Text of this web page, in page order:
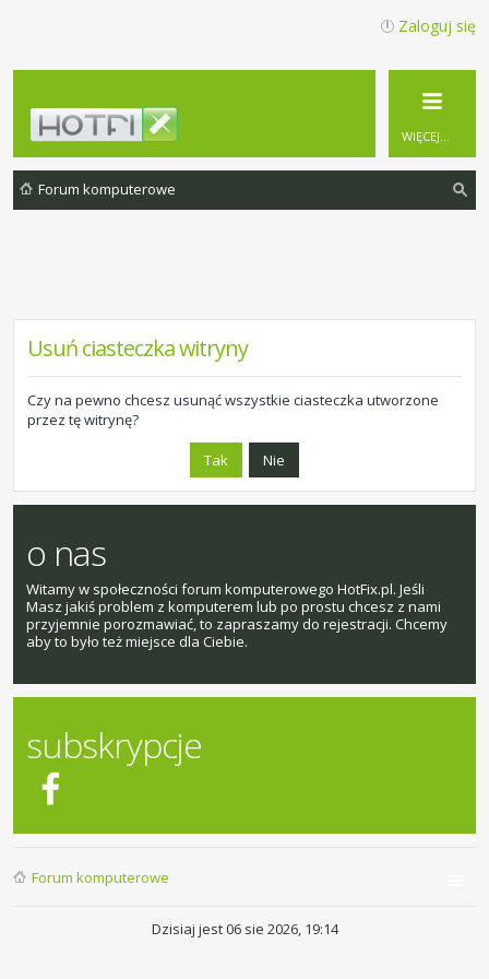
Zaloguj się
WIĘCEJ…
Forum komputerowe
Usuń ciasteczka witryny
Czy na pewno chcesz usunąć wszystkie ciasteczka utworzone
przez tę witrynę?
o nas
Witamy w społeczności forum komputerowego HotFix.pl. Jeśli
Masz jakiś problem z komputerem lub po prostu chcesz z nami
przyjemnie porozmawiać, to zapraszamy do rejestracji. Chcemy
aby to było też miejsce dla Ciebie.
subskrypcje
Forum komputerowe
Dzisiaj jest 06 sie 2026, 19:14